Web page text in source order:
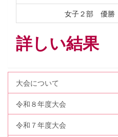
女子２部 優勝
詳しい結果
大会について
令和８年度大会
令和７年度大会